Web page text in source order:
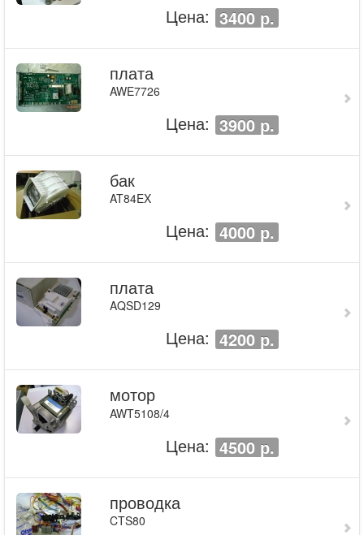
Цена: 3400 р.
плата
AWE7726
Цена: 3900 р.
бак
AT84EX
Цена: 4000 р.
плата
AQSD129
Цена: 4200 р.
мотор
AWT5108/4
Цена: 4500 р.
проводка
CTS80